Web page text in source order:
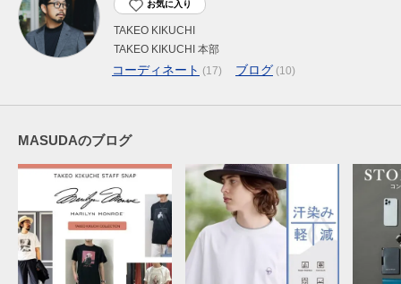
お気に入り
TAKEO KIKUCHI
TAKEO KIKUCHI 本部
コーディネート (17) ブログ (10)
MASUDAのブログ